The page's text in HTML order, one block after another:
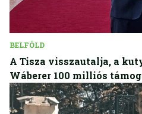
BELFÖLD
A Tisza visszautalja, a
Wáberer 100 milliós